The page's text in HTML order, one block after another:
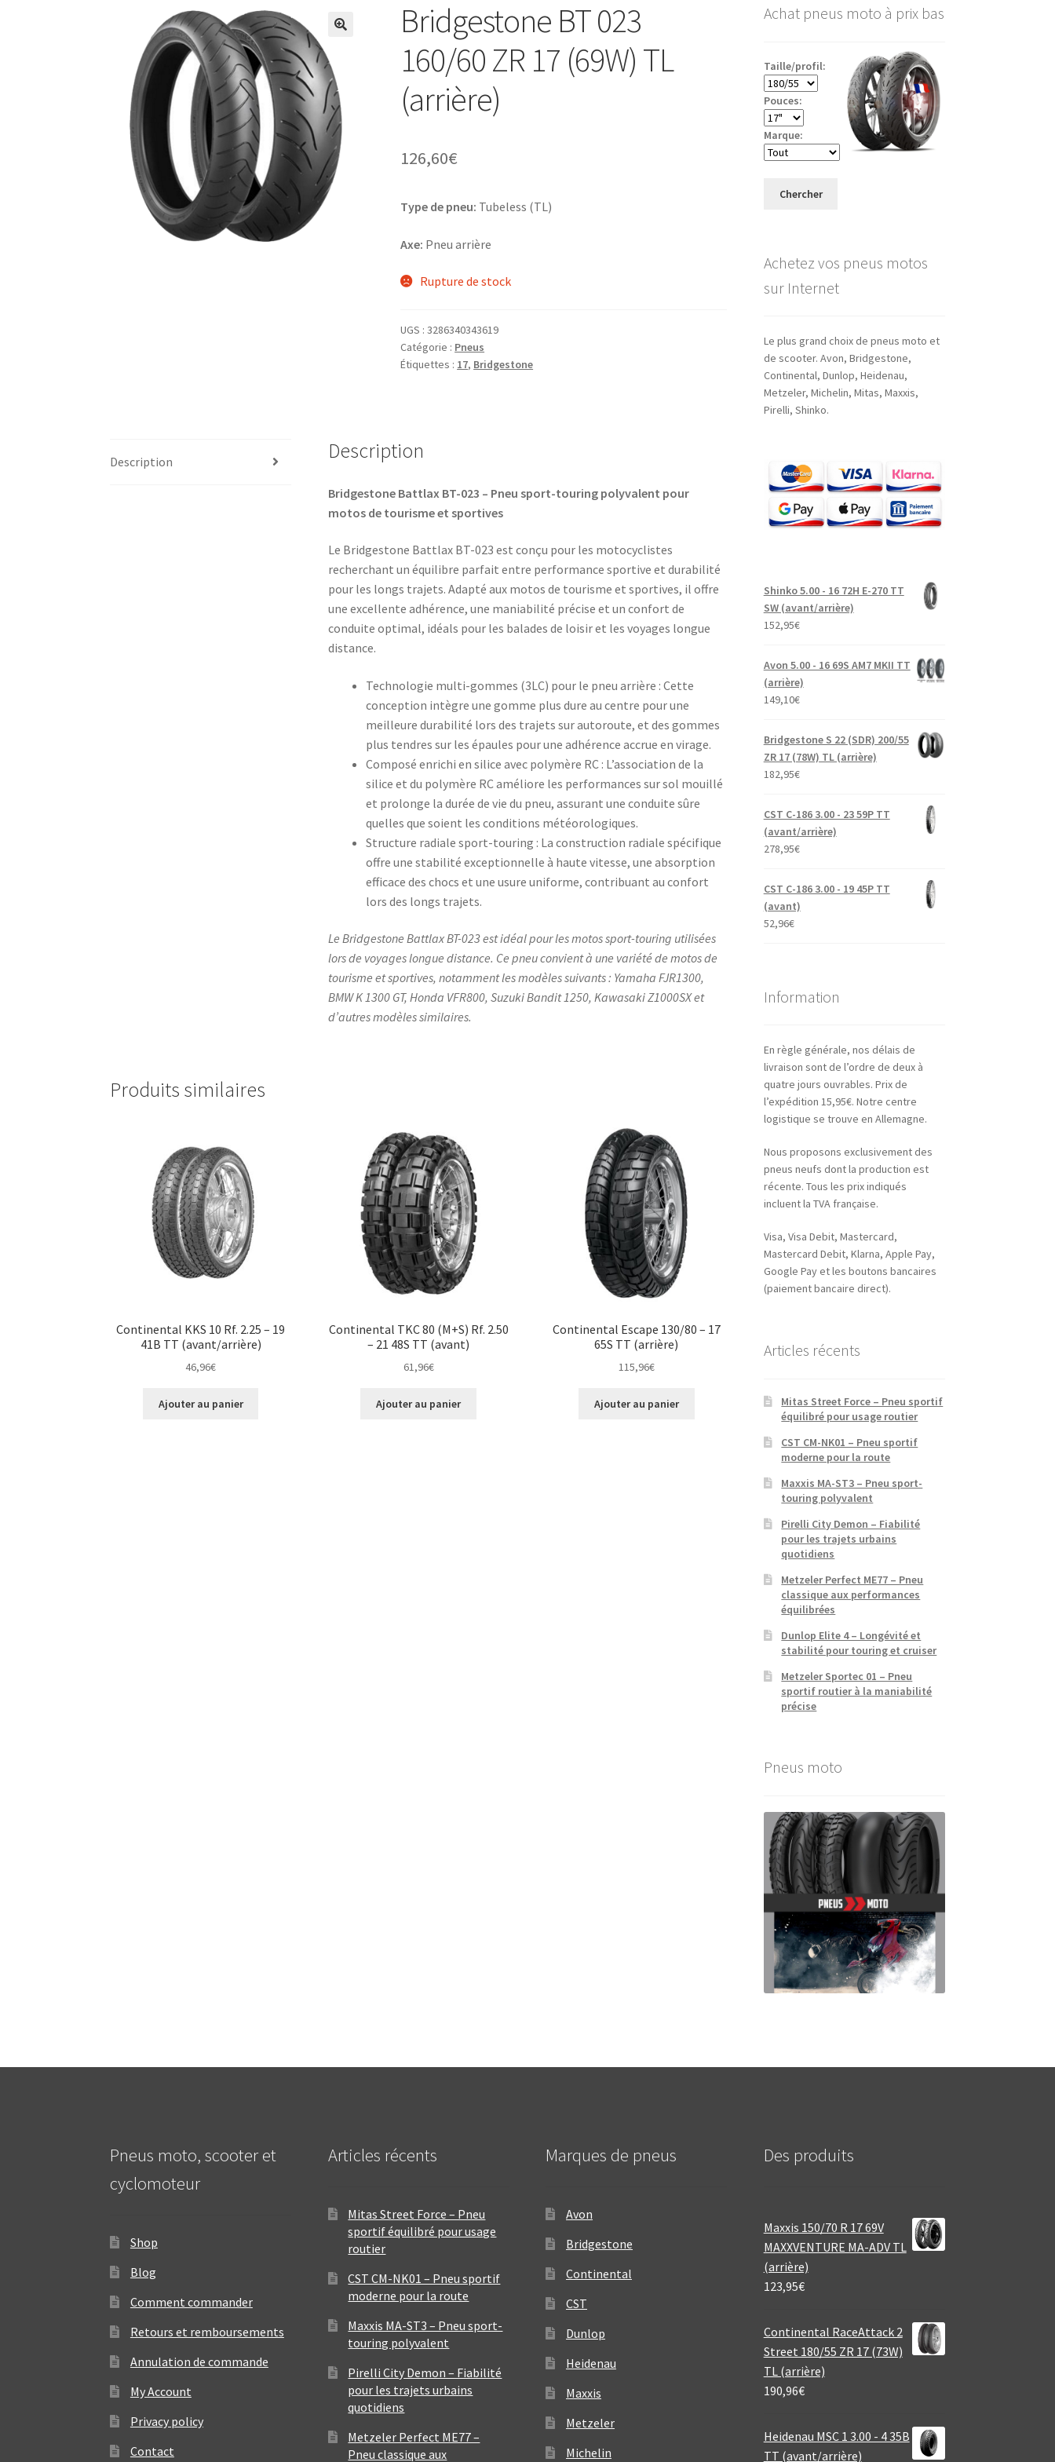
Bridgestone BT 023
160/60 ZR 17 (69W) TL
(arrière)
126,60€
Type de pneu: Tubeless (TL)
Axe: Pneu arrière
Rupture de stock
UGS :3286340343619
Catégorie : Pneus
Étiquettes : 17, Bridgestone
Description Description
Bridgestone Battlax BT-023 – Pneu sport-touring polyvalent pour
motos de tourisme et sportives
Le Bridgestone Battlax BT-023 est conçu pour les motocyclistes
recherchant un équilibre parfait entre performance sportive et durabilité
pour les longs trajets. Adapté aux motos de tourisme et sportives, il offre
une excellente adhérence, une maniabilité précise et un confort de
conduite optimal, idéals pour les balades de loisir et les voyages longue
distance.​
Technologie multi-gommes (3LC) pour le pneu arrière : Cette
conception intègre une gomme plus dure au centre pour une
meilleure durabilité lors des trajets sur autoroute, et des gommes
plus tendres sur les épaules pour une adhérence accrue en virage.
Composé enrichi en silice avec polymère RC : L’association de la
silice et du polymère RC améliore les performances sur sol mouillé
et prolonge la durée de vie du pneu, assurant une conduite sûre
quelles que soient les conditions météorologiques.
Structure radiale sport-touring : La construction radiale spécifique
offre une stabilité exceptionnelle à haute vitesse, une absorption
efficace des chocs et une usure uniforme, contribuant au confort
lors des longs trajets.
Le Bridgestone Battlax BT-023 est idéal pour les motos sport-touring utilisées
lors de voyages longue distance. Ce pneu convient à une variété de motos de
tourisme et sportives, notamment les modèles suivants : Yamaha FJR1300,
BMW K 1300 GT, Honda VFR800, Suzuki Bandit 1250, Kawasaki Z1000SX et
d’autres modèles similaires.​
Produits similaires
Continental KKS 10 Rf. 2.25 – 19
41B TT (avant/arrière)
46,96€
Ajouter au panier
Continental TKC 80 (M+S) Rf. 2.50
– 21 48S TT (avant)
61,96€
Ajouter au panier
Continental Escape 130/80 – 17
65S TT (arrière)
115,96€
Ajouter au panier
Achat pneus moto à prix bas
Taille/profil:
Pouces:
Marque:
Chercher
Achetez vos pneus motos
sur Internet
Le plus grand choix de pneus moto et
de scooter. Avon, Bridgestone,
Continental, Dunlop, Heidenau,
Metzeler, Michelin, Mitas, Maxxis,
Pirelli, Shinko.
Shinko 5.00 - 16 72H E-270 TT
SW (avant/arrière)
152,95€
Avon 5.00 - 16 69S AM7 MKII TT
(arrière)
149,10€
Bridgestone S 22 (SDR) 200/55
ZR 17 (78W) TL (arrière)
182,95€
CST C-186 3.00 - 23 59P TT
(avant/arrière)
278,95€
CST C-186 3.00 - 19 45P TT
(avant)
52,96€
Information
En règle générale, nos délais de
livraison sont de l’ordre de deux à
quatre jours ouvrables. Prix de
l’expédition 15,95€. Notre centre
logistique se trouve en Allemagne.
Nous proposons exclusivement des
pneus neufs dont la production est
récente. Tous les prix indiqués
incluent la TVA française.
Visa, Visa Debit, Mastercard,
Mastercard Debit, Klarna, Apple Pay,
Google Pay et les boutons bancaires
(paiement bancaire direct).
Articles récents
Mitas Street Force – Pneu sportif
équilibré pour usage routier
CST CM-NK01 – Pneu sportif
moderne pour la route
Maxxis MA-ST3 – Pneu sport-
touring polyvalent
Pirelli City Demon – Fiabilité
pour les trajets urbains
quotidiens
Metzeler Perfect ME77 – Pneu
classique aux performances
équilibrées
Dunlop Elite 4 – Longévité et
stabilité pour touring et cruiser
Metzeler Sportec 01 – Pneu
sportif routier à la maniabilité
précise
Pneus moto
Pneus moto, scooter et
cyclomoteur
Shop
Blog
Comment commander
Retours et remboursements
Annulation de commande
My Account
Privacy policy
Contact
Articles récents
Mitas Street Force – Pneu
sportif équilibré pour usage
routier
CST CM-NK01 – Pneu sportif
moderne pour la route
Maxxis MA-ST3 – Pneu sport-
touring polyvalent
Pirelli City Demon – Fiabilité
pour les trajets urbains
quotidiens
Metzeler Perfect ME77 –
Pneu classique aux
Marques de pneus
Avon
Bridgestone
Continental
CST
Dunlop
Heidenau
Maxxis
Metzeler
Michelin
Des produits
Maxxis 150/70 R 17 69V
MAXXVENTURE MA-ADV TL
(arrière)
123,95€
Continental RaceAttack 2
Street 180/55 ZR 17 (73W)
TL (arrière)
190,96€
Heidenau MSC 1 3.00 - 4 35B
TT (avant/arrière)